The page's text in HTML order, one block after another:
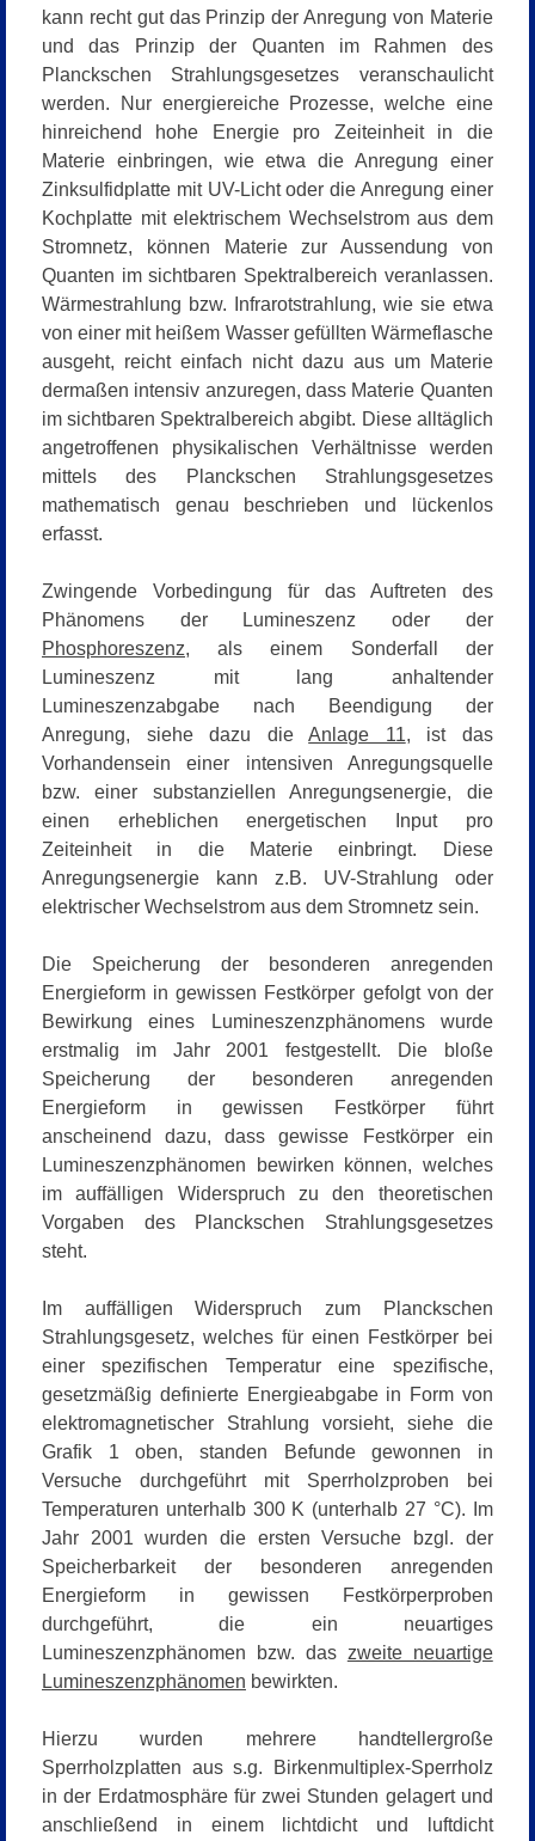
kann recht gut das Prinzip der Anregung von Materie
und das Prinzip der Quanten im Rahmen des
Planckschen Strahlungsgesetzes veranschaulicht
werden. Nur energiereiche Prozesse, welche eine
hinreichend hohe Energie pro Zeiteinheit in die
Materie einbringen, wie etwa die Anregung einer
Zinksulfidplatte mit UV-Licht oder die Anregung einer
Kochplatte mit elektrischem Wechselstrom aus dem
Stromnetz, können Materie zur Aussendung von
Quanten im sichtbaren Spektralbereich veranlassen.
Wärmestrahlung bzw. Infrarotstrahlung, wie sie etwa
von einer mit heißem Wasser gefüllten Wärmeflasche
ausgeht, reicht einfach nicht dazu aus um Materie
dermaßen intensiv anzuregen, dass Materie Quanten
im sichtbaren Spektralbereich abgibt. Diese alltäglich
angetroffenen physikalischen Verhältnisse werden
mittels des Planckschen Strahlungsgesetzes
mathematisch genau beschrieben und lückenlos
erfasst.
Zwingende Vorbedingung für das Auftreten des
Phänomens der Lumineszenz oder der
Phosphoreszenz, als einem Sonderfall der
Lumineszenz mit lang anhaltender
Lumineszenzabgabe nach Beendigung der
Anregung, siehe dazu dieAnlage 11, ist das
Vorhandensein einer intensiven Anregungsquelle
bzw. einer substanziellen Anregungsenergie, die
einen erheblichen energetischen Input pro
Zeiteinheit in die Materie einbringt. Diese
Anregungsenergie kann z.B. UV-Strahlung oder
elektrischer Wechselstrom aus dem Stromnetz sein.
Die Speicherung der besonderen anregenden
Energieform in gewissen Festkörper gefolgt von der
Bewirkung eines Lumineszenzphänomens wurde
erstmalig im Jahr 2001 festgestellt. Die bloße
Speicherung der besonderen anregenden
Energieform in gewissen Festkörper führt
anscheinend dazu, dass gewisse Festkörper ein
Lumineszenzphänomen bewirken können, welches
im auffälligen Widerspruch zu den theoretischen
Vorgaben des Planckschen Strahlungsgesetzes
steht.
Im auffälligen Widerspruch zum Planckschen
Strahlungsgesetz, welches für einen Festkörper bei
einer spezifischen Temperatur eine spezifische,
gesetzmäßig definierte Energieabgabe in Form von
elektromagnetischer Strahlung vorsieht, siehe die
Grafik 1 oben, standen Befunde gewonnen in
Versuche durchgeführt mit Sperrholzproben bei
Temperaturen unterhalb 300 K (unterhalb 27 °C). Im
Jahr 2001 wurden die ersten Versuche bzgl. der
Speicherbarkeit der besonderen anregenden
Energieform in gewissen Festkörperproben
durchgeführt, die ein neuartiges
Lumineszenzphänomen bzw. das zweite neuartige
Lumineszenzphänomen bewirkten.
Hierzu wurden mehrere handtellergroße
Sperrholzplatten aus s.g. Birkenmultiplex-Sperrholz
in der Erdatmosphäre für zwei Stunden gelagert und
anschließend in einem lichtdicht und luftdicht